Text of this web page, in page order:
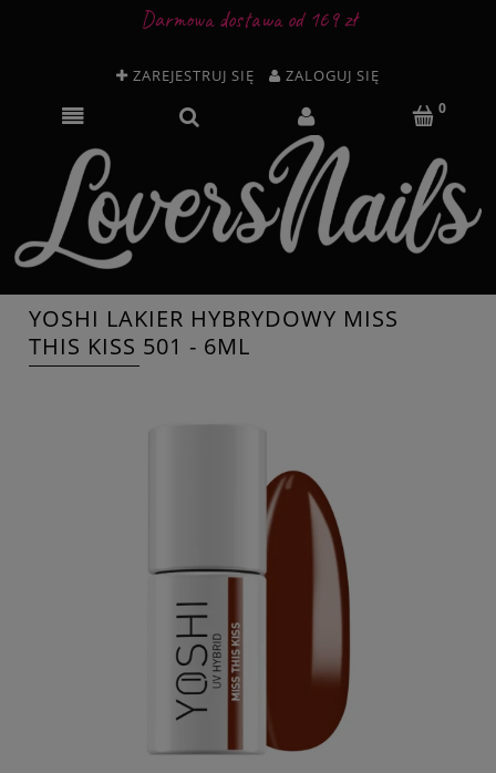
Darmowa dostawa od 169 zł
ZAREJESTRUJ SIĘ ZALOGUJ SIĘ
YOSHI LAKIER HYBRYDOWY MISS
THIS KISS 501 - 6ML